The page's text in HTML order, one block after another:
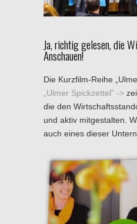
Ja, richtig gelesen, die
Anschauen!
Die Kurzfilm-Reihe
„Ulmer Spickzettel”
die den
und aktiv mitgestalten.
auch eines dieser